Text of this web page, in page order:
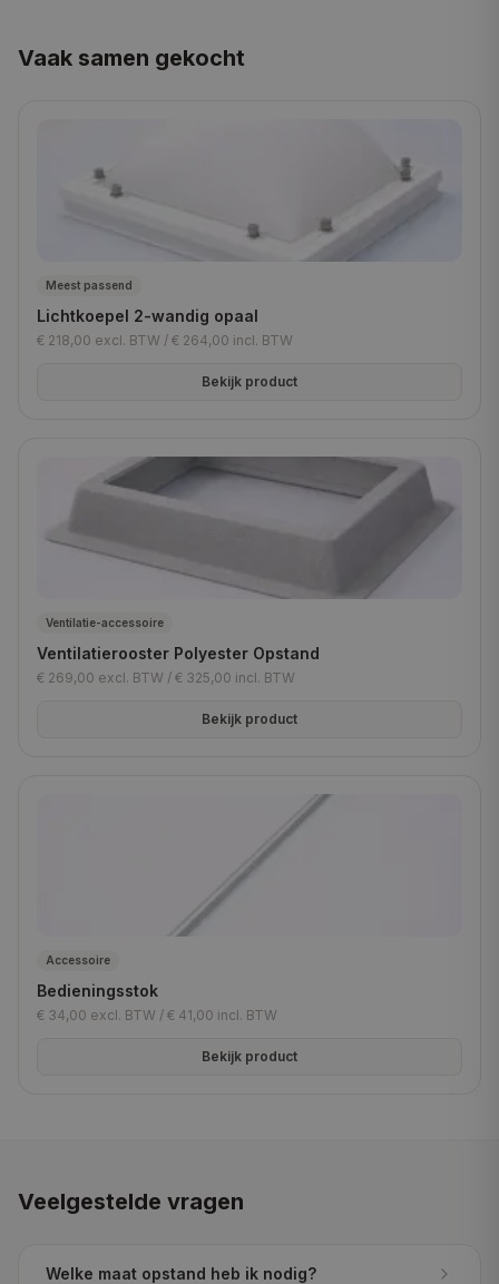
Vaak samen gekocht
Meest passend
Lichtkoepel 2-wandig opaal
€ 218,00 excl. BTW / € 264,00 incl. BTW
Bekijk product
Ventilatie-accessoire
Ventilatierooster Polyester Opstand
€ 269,00 excl. BTW / € 325,00 incl. BTW
Bekijk product
Accessoire
Bedieningsstok
€ 34,00 excl. BTW / € 41,00 incl. BTW
Bekijk product
Veelgestelde vragen
Welke maat opstand heb ik nodig?